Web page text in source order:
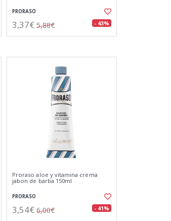
PRORASO
3,37€ 5,88€ - 43%
Proraso aloe y vitamina crema
jabon de barba 150ml
PRORASO
3,54€ 6,00€ - 41%